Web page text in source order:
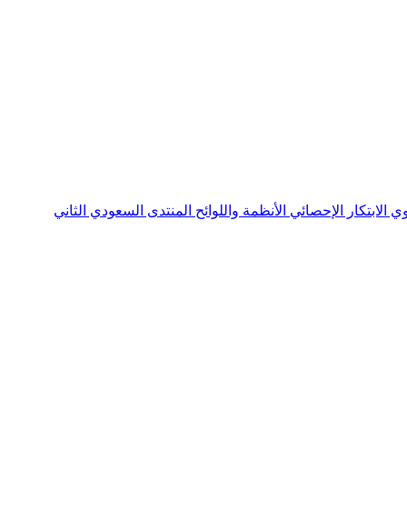
الابتكار الإحصائي الأنظمة واللوائح المنتدى السعودي الثاني